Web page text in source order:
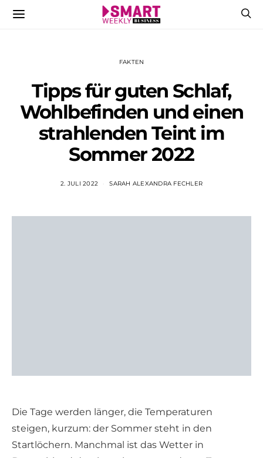
FAKTEN
Tipps für guten Schlaf,
Wohlbefinden und einen
strahlenden Teint im
Sommer 2022
2. JULI 2022 SARAH ALEXANDRA FECHLER
Die Tage werden länger, die Temperaturen
steigen, kurzum: der Sommer steht in den
Startlöchern. Manchmal ist das Wetter in